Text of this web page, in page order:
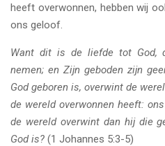
heeft overwonnen, hebben wij
ons geloof.
Want dit is de liefde tot God,
nemen; en Zijn geboden zijn
God geboren is, overwint de
de wereld overwonnen heeft:
de wereld overwint dan hij die
God is? (1 Johannes 5:3-5)